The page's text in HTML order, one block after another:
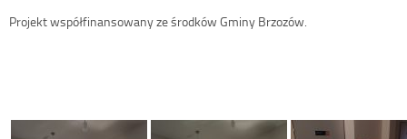
Projekt współfinansowany ze środków Gminy Brzozów.